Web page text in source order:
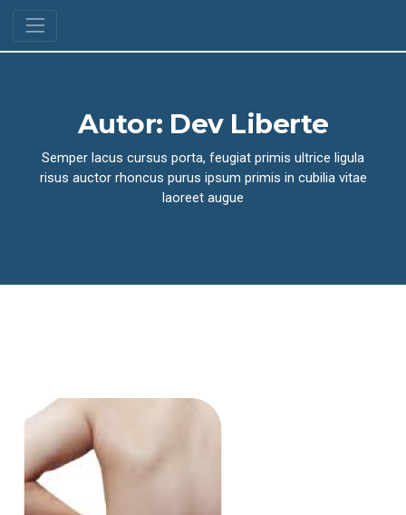
Autor: Dev Liberte
Semper lacus cursus porta, feugiat primis ultrice ligula
risus auctor rhoncus purus ipsum primis in cubilia vitae
laoreet augue